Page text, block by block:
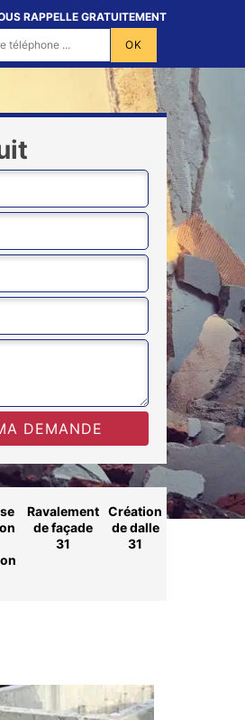
RAPPELLE GRATUITEMENT
Ravalement
de façade
31
Création
de dalle
31